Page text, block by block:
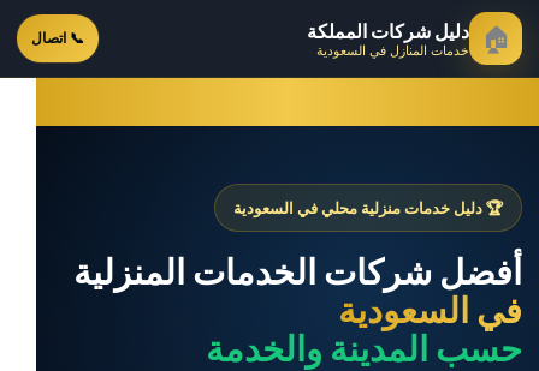
🏠 دليل شركات المملكة
خدمات المنازل في السعودية 📞 اتصال
🏆 دليل خدمات منزلية محلي في السعودية
أفضل شركات الخدمات المنزلية
في السعودية
حسب المدينة والخدمة